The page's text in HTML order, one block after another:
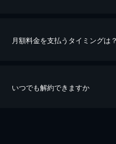
※40％ポイント還元の対象は、クレジ
月額料金を支払うタイミングは？
いつでも解約できますか